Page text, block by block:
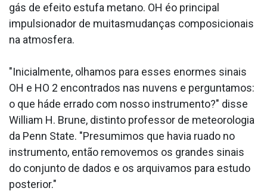
gás de efeito estufa metano. OH éo principal
impulsionador de muitasmudanças composicionais
na atmosfera.
"Inicialmente, olhamos para esses enormes sinais
OH e HO 2 encontrados nas nuvens e perguntamos:
o que háde errado com nosso instrumento?" disse
William H. Brune, distinto professor de meteorologia
da Penn State. "Presumimos que havia rua­do no
instrumento, então removemos os grandes sinais
do conjunto de dados e os arquivamos para estudo
posterior."